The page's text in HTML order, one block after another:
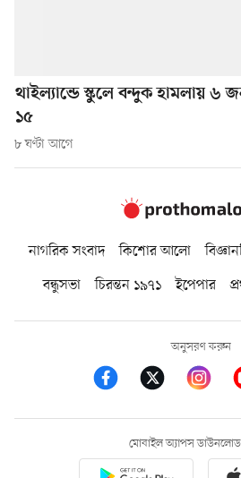
থাইল্যান্ডে স্কুলে বন্দুক হামলায়
১৫
৮ ঘণ্টা আগে
নাগরিক সংবাদ কিশোর আলো
বন্ধুসভা
চিরন্তন ১৯৭১ ইপেপার
অনুসরণ করুন
মোবাইল অ্যাপস